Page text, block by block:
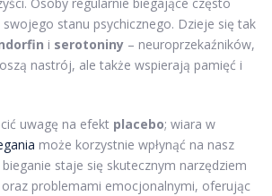
stanu psychicznego. Dzieje się tak
i serotoniny – neuroprzekaźników,
nastrój, ale także wspierają pamięć i
uwagę na efekt placebo; wiara w
może korzystnie wpłynąć na nasz
staje się skutecznym narzędziem
problemami emocjonalnymi, oferując